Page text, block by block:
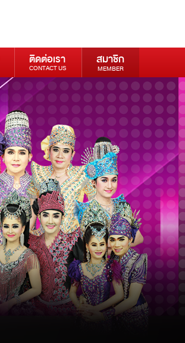
ติดต่อเรา
CONTACT US
สมาชิก
MEMBER